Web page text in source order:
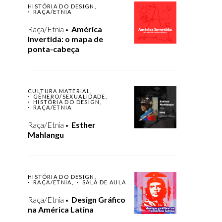
HISTÓRIA DO DESIGN
RAÇA/ETNIA
Raça/Etnia
América
Invertida: o mapa de
ponta-cabeça
CULTURA MATERIAL
GÊNERO/SEXUALIDADE
HISTÓRIA DO DESIGN
RAÇA/ETNIA
Raça/Etnia
Esther
Mahlangu
HISTÓRIA DO DESIGN
RAÇA/ETNIA
SALA DE AULA
Raça/Etnia
Design Gráfico
na América Latina